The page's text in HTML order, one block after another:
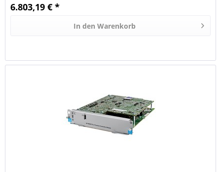
6.803,19 € *
In den Warenkorb